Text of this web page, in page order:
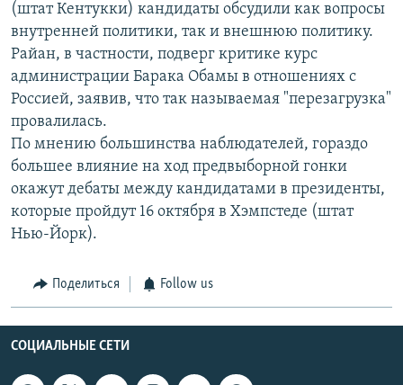
(штат Кентукки) кандидаты обсудили как вопросы
внутренней политики, так и внешнюю политику.
Райан, в частности, подверг критике курс
администрации Барака Обамы в отношениях с
Россией, заявив, что так называемая "перезагрузка"
провалилась.
По мнению большинства наблюдателей, гораздо
большее влияние на ход предвыборной гонки
окажут дебаты между кандидатами в президенты,
которые пройдут 16 октября в Хэмпстеде (штат
Нью-Йорк).
Поделиться Follow us
СОЦИАЛЬНЫЕ СЕТИ